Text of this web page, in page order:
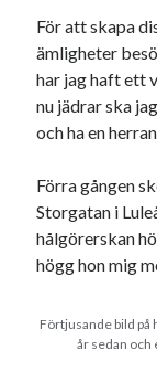
kåseri
minnen
nostalgi
reklam
sommar
Stockholm
För att skapa
ämligheter
har jag haft ett
nu jädrar ska
och ha en
Förra gången
Storgatan i
hålgörerskan
högg hon mig
Förtjusande bild på
år sedan och